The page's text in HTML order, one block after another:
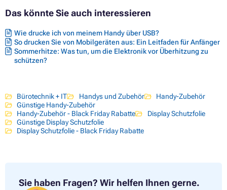
Das könnte Sie auch interessieren
Wie drucke ich von meinem Handy über USB?
So drucken Sie von Mobilgeräten aus: Ein Leitfaden für Anfänger
Sommerhitze: Was tun, um die Elektronik vor Überhitzung zu
schützen?
Bürotechnik + IT Handys und Zubehör
Handy-Zubehör
Günstige Handy-Zubehör
Handy-Zubehör - Black Friday Rabatte
Display Schutzfolie
Günstige Display Schutzfolie
Display Schutzfolie - Black Friday Rabatte
Sie haben Fragen? Wir helfen Ihnen gerne.